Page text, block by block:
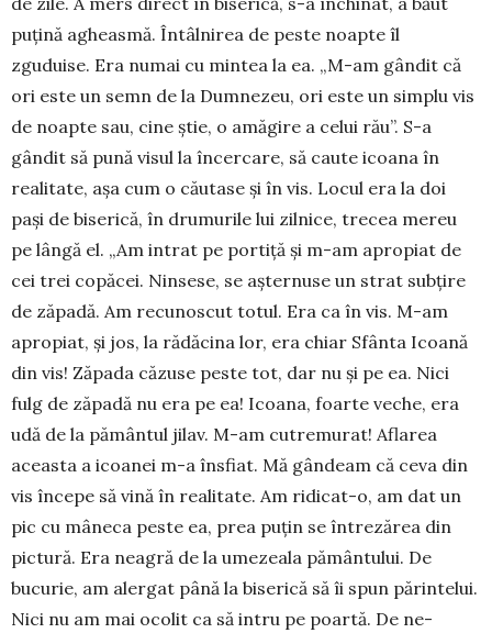
puțină agheas­mă. Întâl­nirea de peste noapte îl
zguduise. Era numai cu min­tea la ea. „M-am gâ­ndit că
ori este un semn de la Dumnezeu, ori este un simplu vis
de noapte sau, cine știe, o amă­gire a celui rău”. S-a
gândit să pună visul la încercare, să caute icoana în
realitate, așa cum o căutase și în vis. Locul era la doi
pași de bise­rică, în drumurile lui zilnice, trecea mereu
pe lângă el. „Am intrat pe por­tiță și m-am apropiat de
cei trei copăcei. Ninsese, se aș­ter­nuse un strat subțire
de zăpadă. Am recu­nos­cut totul. Era ca în vis. M-am
apropiat, și jos, la rădă­cina lor, era chiar Sfânta Icoană
din vis! Zăpada căzuse peste tot, dar nu și pe ea. Nici
fulg de zăpadă nu era pe ea! Icoana, foarte veche, era
udă de la pământul jilav. M-am cutremurat! Aflarea
aceasta a icoanei m-a însfiat. Mă gândeam că ceva din
vis începe să vină în realitate. Am ridicat-o, am dat un
pic cu mâneca peste ea, prea puțin se între­ză­rea din
pic­tură. Era neagră de la umezeala pă­mân­tului. De
bucurie, am alergat până la biserică să îi spun părintelui.
Nici nu am mai ocolit ca să in­tru pe poartă. De ne­